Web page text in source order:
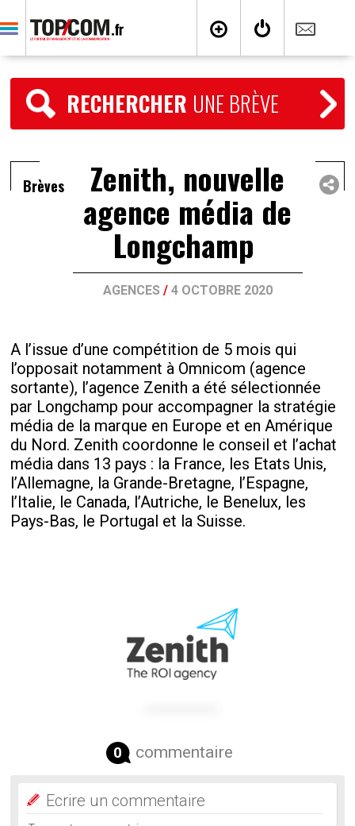
RECHERCHER UNE BRÈVE
Brèves Zenith, nouvelle
agence média de
Longchamp
AGENCES / 4 OCTOBRE 2020
A l’issue d’une compétition de 5 mois qui
l’opposait notamment à Omnicom (agence
sortante), l’agence Zenith a été sélectionnée
par Longchamp pour accompagner la stratégie
média de la marque en Europe et en Amérique
du Nord. Zenith coordonne le conseil et l’achat
média dans 13 pays : la France, les Etats Unis,
l’Allemagne, la Grande-Bretagne, l’Espagne,
l’Italie, le Canada, l’Autriche, le Benelux, les
Pays-Bas, le Portugal et la Suisse.
0 commentaire
Ecrire un commentaire